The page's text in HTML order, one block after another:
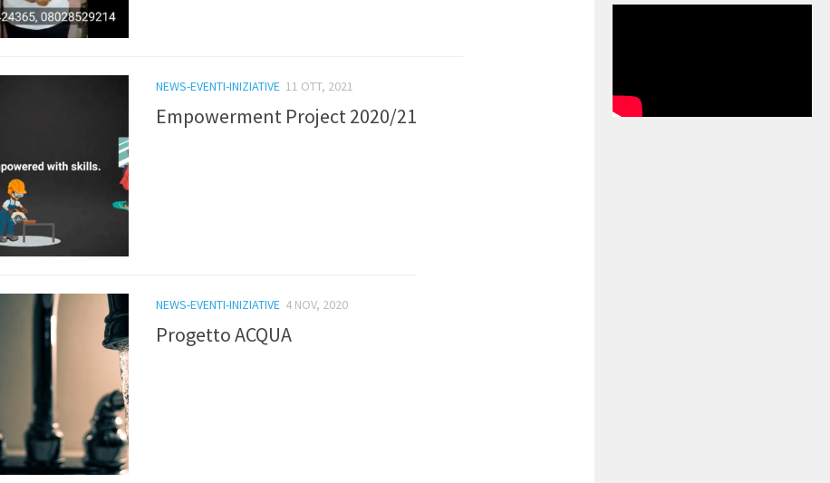
NEWS-EVENTI-INIZIATIVE 11 OTT, 2021
Empowerment Project 2020/21
NEWS-EVENTI-INIZIATIVE 4 NOV, 2020
Progetto ACQUA